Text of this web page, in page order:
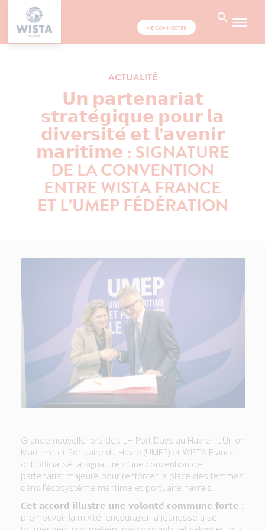
ME CONNECTER
ACTUALITÉ
𝗨𝗻 𝗽𝗮𝗿𝘁𝗲𝗻𝗮𝗿𝗶𝗮𝘁
𝘀𝘁𝗿𝗮𝘁𝗲́𝗴𝗶𝗾𝘂𝗲 𝗽𝗼𝘂𝗿 𝗹𝗮
𝗱𝗶𝘃𝗲𝗿𝘀𝗶𝘁𝗲́ 𝗲𝘁 𝗹’𝗮𝘃𝗲𝗻𝗶𝗿
𝗺𝗮𝗿𝗶𝘁𝗶𝗺𝗲 : SIGNATURE
DE LA CONVENTION
ENTRE WISTA FRANCE
ET L’UMEP FÉDÉRATION
Grande nouvelle lors des LH Port Days au Havre ! L’Union
Maritime et Portuaire du Havre (UMEP) et WISTA France
ont officialisé la signature d’une convention de
partenariat majeure pour renforcer la place des femmes
dans l’écosystème maritime et portuaire havrais.
𝗖𝗲𝘁 𝗮𝗰𝗰𝗼𝗿𝗱 𝗶𝗹𝗹𝘂𝘀𝘁𝗿𝗲 𝘂𝗻𝗲 𝘃𝗼𝗹𝗼𝗻𝘁𝗲́ 𝗰𝗼𝗺𝗺𝘂𝗻𝗲 𝗳𝗼𝗿𝘁𝗲 :
promouvoir la mixité, encourager la jeunesse à se